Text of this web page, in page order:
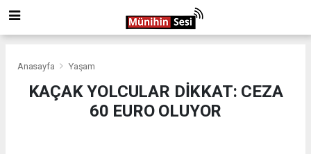
Anasayfa Yaşam
KAÇAK YOLCULAR DİKKAT: CEZA
60 EURO OLUYOR